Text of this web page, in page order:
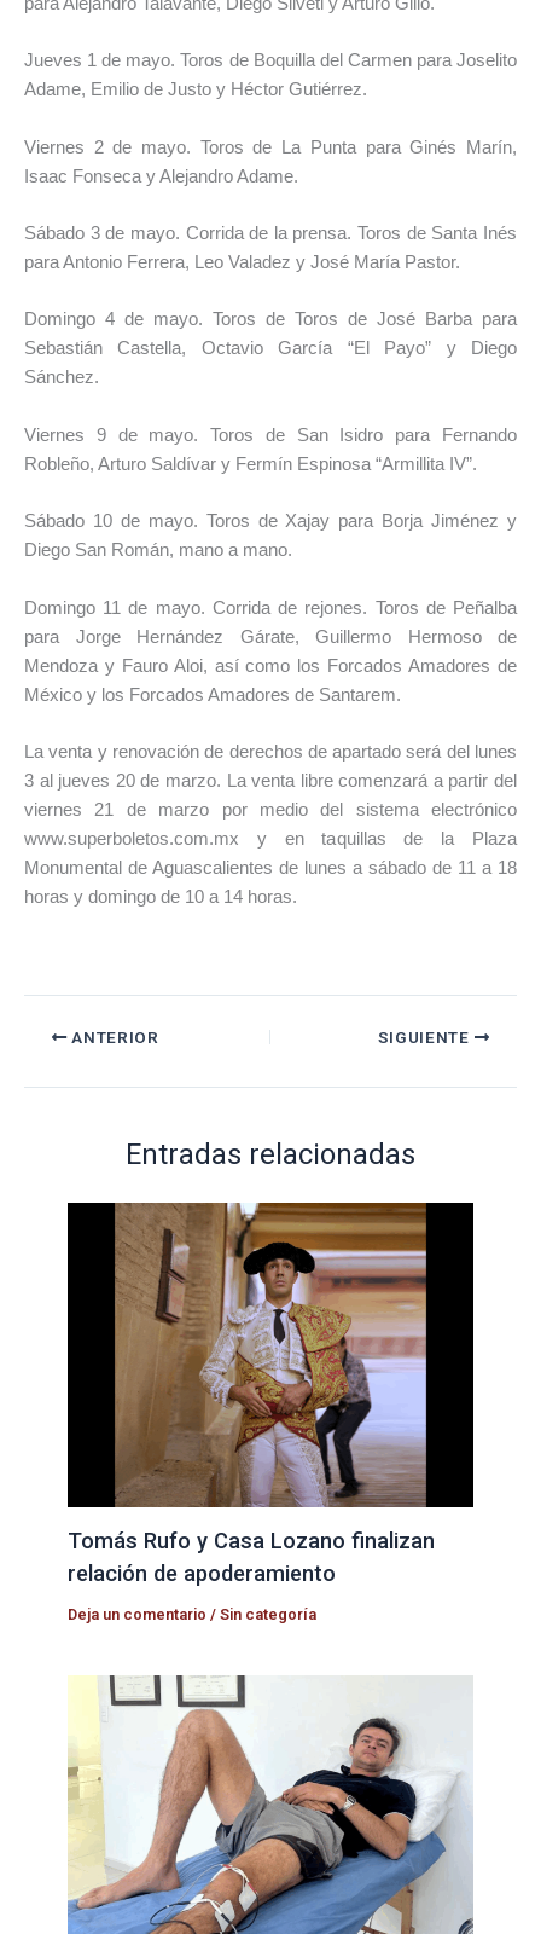
Jueves 1 de mayo. Toros de Boquilla del Carmen para Joselito
Adame, Emilio de Justo y Héctor Gutiérrez.
Viernes 2 de mayo. Toros de La Punta para Ginés Marín,
Isaac Fonseca y Alejandro Adame.
Sábado 3 de mayo. Corrida de la prensa. Toros de Santa Inés
para Antonio Ferrera, Leo Valadez y José María Pastor.
Domingo 4 de mayo. Toros de Toros de José Barba para
Sebastián Castella, Octavio García “El Payo” y Diego
Sánchez.
Viernes 9 de mayo. Toros de San Isidro para Fernando
Robleño, Arturo Saldívar y Fermín Espinosa “Armillita IV”.
Sábado 10 de mayo. Toros de Xajay para Borja Jiménez y
Diego San Román, mano a mano.
Domingo 11 de mayo. Corrida de rejones. Toros de Peñalba
para Jorge Hernández Gárate, Guillermo Hermoso de
Mendoza y Fauro Aloi, así como los Forcados Amadores de
México y los Forcados Amadores de Santarem.
La venta y renovación de derechos de apartado será del lunes
3 al jueves 20 de marzo. La venta libre comenzará a partir del
viernes 21 de marzo por medio del sistema electrónico
www.superboletos.com.mx y en taquillas de la Plaza
Monumental de Aguascalientes de lunes a sábado de 11 a 18
horas y domingo de 10 a 14 horas.
ANTERIOR SIGUIENTE
Entradas relacionadas
Tomás Rufo y Casa Lozano finalizan
relación de apoderamiento
Deja un comentario /Sin categoría